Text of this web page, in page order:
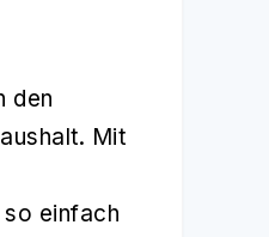
den
Mit
so einfach